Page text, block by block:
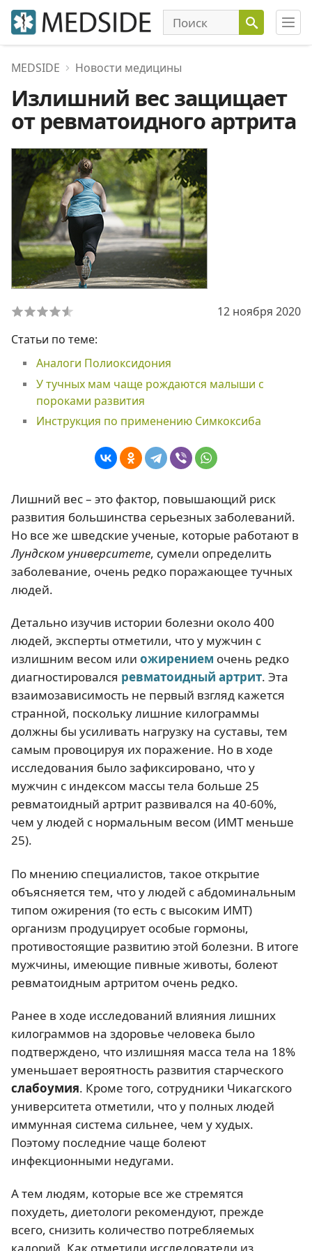
MEDSIDE Новости медицины
Излишний вес защищает
от ревматоидного артрита
12 ноября 2020
Статьи по теме:
Аналоги Полиоксидония
У тучных мам чаще рождаются малыши с
пороками развития
Инструкция по применению Симкоксиба
Лишний вес – это фактор, повышающий риск
развития большинства серьезных заболеваний.
Но все же шведские ученые, которые работают в
Лундском университете, сумели определить
заболевание, очень редко поражающее тучных
людей.
Детально изучив истории болезни около 400
людей, эксперты отметили, что у мужчин с
излишним весом или ожирением очень редко
диагностировался ревматоидный артрит. Эта
взаимозависимость не первый взгляд кажется
странной, поскольку лишние килограммы
должны бы усиливать нагрузку на суставы, тем
самым провоцируя их поражение. Но в ходе
исследования было зафиксировано, что у
мужчин с индексом массы тела больше 25
ревматоидный артрит развивался на 40-60%,
чем у людей с нормальным весом (ИМТ меньше
25).
По мнению специалистов, такое открытие
объясняется тем, что у людей с абдоминальным
типом ожирения (то есть с высоким ИМТ)
организм продуцирует особые гормоны,
противостоящие развитию этой болезни. В итоге
мужчины, имеющие пивные животы, болеют
ревматоидным артритом очень редко.
Ранее в ходе исследований влияния лишних
килограммов на здоровье человека было
подтверждено, что излишняя масса тела на 18%
уменьшает вероятность развития старческого
слабоумия. Кроме того, сотрудники Чикагского
университета отметили, что у полных людей
иммунная система сильнее, чем у худых.
Поэтому последние чаще болеют
инфекционными недугами.
А тем людям, которые все же стремятся
похудеть, диетологи рекомендуют, прежде
всего, снизить количество потребляемых